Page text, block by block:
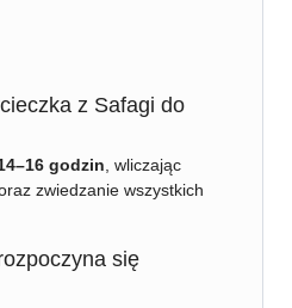
z Safagi do
godzin , wliczając
zwiedzanie wszystkich
się